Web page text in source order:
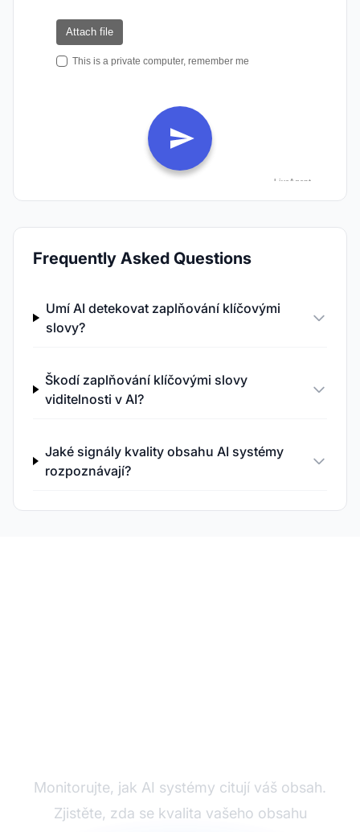
Frequently Asked Questions
Umí AI detekovat zaplňování klíčovými
slovy?
Škodí zaplňování klíčovými slovy
viditelnosti v AI?
Jaké signály kvality obsahu AI systémy
rozpoznávají?
Monitorujte, jak AI systémy citují váš obsah.
Zjistěte, zda se kvalita vašeho obsahu